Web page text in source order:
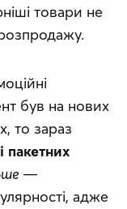
товари не
був на нових
то зараз
пакетних
—
адже